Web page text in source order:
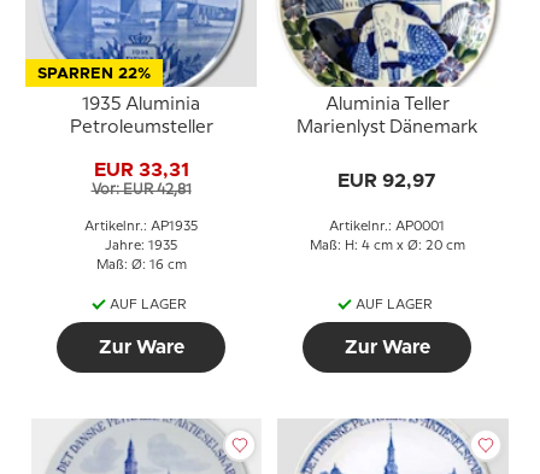
SPARREN 22%
1935 Aluminia
Petroleumsteller
EUR 33,31
Vor: EUR 42,81
Artikelnr.: AP1935
Jahre: 1935
Maß: Ø: 16 cm
AUF LAGER
Zur Ware
Aluminia Teller
Marienlyst Dänemark
EUR 92,97
Artikelnr.: AP0001
Maß: H: 4 cm x Ø: 20 cm
AUF LAGER
Zur Ware